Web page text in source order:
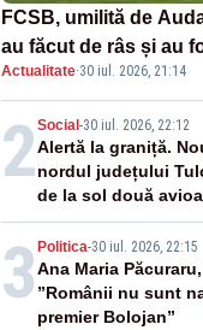
FCSB, umilită de
au făcut de râs și au
Conference League
Actualitate·30 iul. 2026, 21:14
2Social-30 iul. 2026, 22:12
Alertă la graniță.
nordul județului
de la sol două
3 Politica-30 iul. 2026, 22:15
Ana Maria
”Românii nu sunt
premier Bolojan”